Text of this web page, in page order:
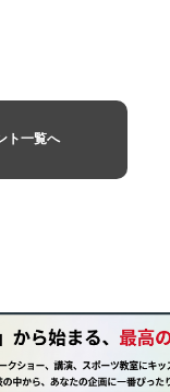
ト一覧へ